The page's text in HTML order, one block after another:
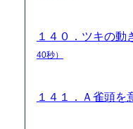
１４０．ツキの
40秒）
１４１．Ａ雀頭